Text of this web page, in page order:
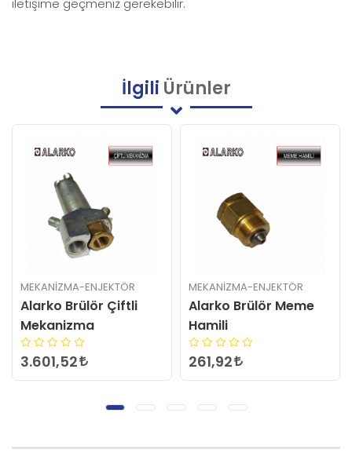
iletişime geçmeniz gerekebilir.
İlgili Ürünler
MEKANIZMA-ENJEKTÖR
Alarko Brülör Meme
Hamili
261,92
MEKANIZMA-ENJEKTÖR
Alarko Alf Brülör Tekli
Mekanizma Fiyatı
4.190,86